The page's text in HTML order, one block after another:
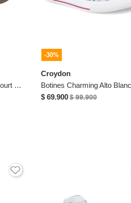
Tenis Blanco Adidas VL Court 3.0 Niños
-30%
Croydon
$ 69.900$ 99.900